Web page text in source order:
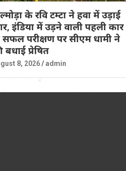
के रवि टम्टा ने हवा में उड़ाई
इंडिया में उड़ने वाली पहली कार
परीक्षण पर सीएम धामी ने
बधाई प्रेषित
8, 2026 admin